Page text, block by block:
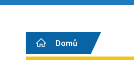
Domů